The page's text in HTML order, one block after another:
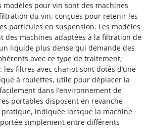
modèles pour vin sont des machines
du vin, conçues pour retenir les
particules en suspension. Les modèles
des machines adaptées à la filtration de
un liquide plus dense qui demande des
avec ce type de traitement;
: les filtres avec chariot sont dotés d’une
à roulettes, utile pour déplacer la
dans l’environnement de
portables disposent en revanche
pratique, indiquée lorsque la machine
simplement entre différents